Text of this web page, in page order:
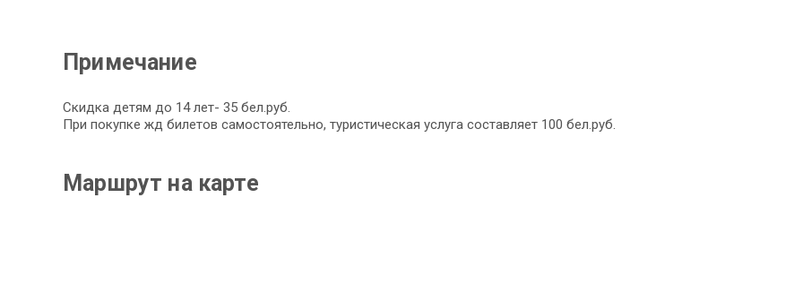
Примечание
Скидка детям до 14 лет- 35 бел.руб.
При покупке жд билетов самостоятельно, туристическая услуга составляет 100 бел.руб.
Маршрут на карте